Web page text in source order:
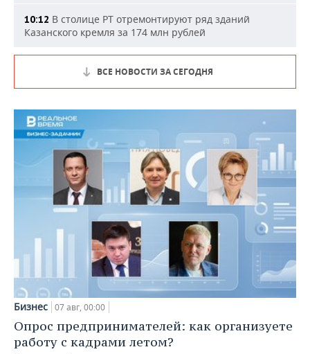
10:12 В столице РТ отремонтируют ряд зданий
Казанского кремля за 174 млн рублей
ВСЕ НОВОСТИ ЗА СЕГОДНЯ
Бизнес 07 авг, 00:00
Опрос предпринимателей: как организуете
работу с кадрами летом?